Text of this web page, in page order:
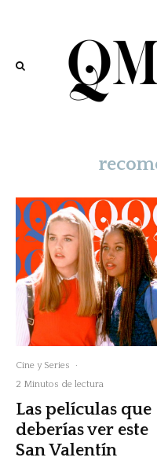
Cine y Series
·
2 Minutos de lectura
Las películas que
deberías ver este
San Valentín